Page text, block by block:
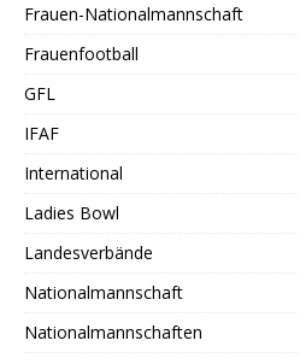
Frauen-Nationalmannschaft
Frauenfootball
GFL
IFAF
International
Ladies Bowl
Landesverbände
Nationalmannschaft
Nationalmannschaften